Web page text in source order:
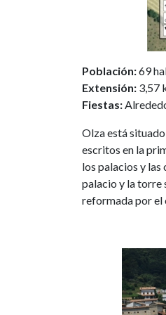
Población:69
Extensión: 3,57
Fiestas:
Olza está
escritos en la
los palacios y las
palacio y la torre
reformada por el